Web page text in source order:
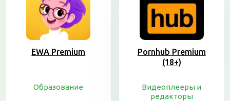
EWA Premium
Образование
Pornhub Premium
(18+)
Видеоплееры и
редакторы